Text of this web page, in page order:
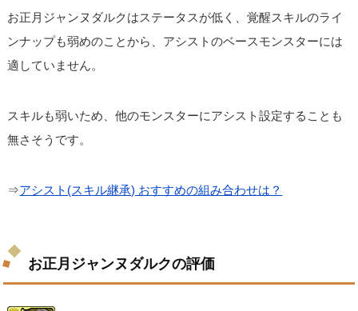
お正月ジャンヌダルクはステータスが低く、覚醒スキルのライ
ンナップも弱めのことから、アシストのベースモンスターには
適していません。
スキルも弱いため、他のモンスターにアシスト設定することも
無さそうです。
⇒アシスト(スキル継承) おすすめの組み合わせは？
お正月ジャンヌダルクの評価